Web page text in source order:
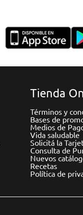
Tienda
Términos y
Bases de
Medios de
Vida saludable
Solicitá la
Consulta de
Nuevos
Recetas
Política de